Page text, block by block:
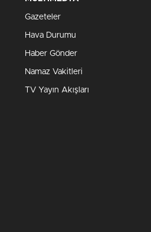
Gazeteler
Hava Durumu
Haber Gönder
Namaz Vakitleri
TV Yayın Akışları